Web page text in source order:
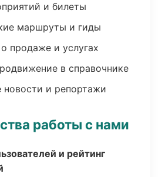
и билеты
маршруты и гиды
продаже и услугах
в справочнике
новости и репортажи
работы с нами
и рейтинг